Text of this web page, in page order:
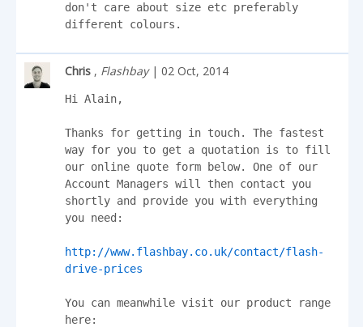
don't care about size etc preferably
different colours.
Chris , Flashbay| 02 Oct, 2014
Hi Alain,
Thanks for getting in touch. The fastest
way for you to get a quotation is to fill
our online quote form below. One of our
Account Managers will then contact you
shortly and provide you with everything
you need:
http://www.flashbay.co.uk/contact/flash-
drive-prices
You can meanwhile visit our product range
here: